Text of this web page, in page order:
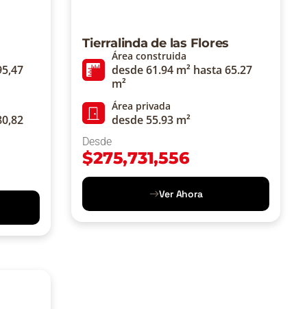
Tierralinda de las Flores
Área construida
desde 61.94 m² hasta 65.27
m²
Área privada
desde 55.93 m²
Desde
$275,731,556
Ver Ahora